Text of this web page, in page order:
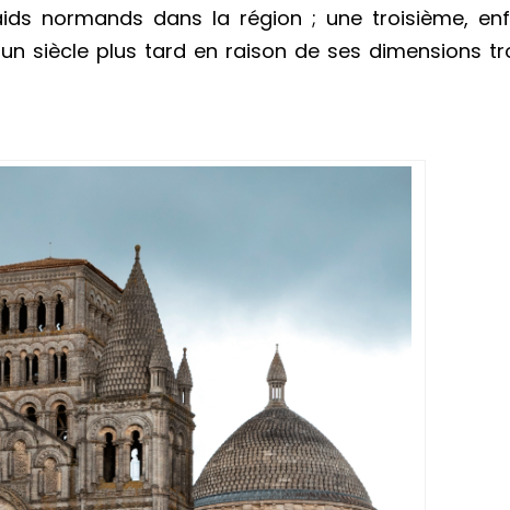
normands dans la région ; une troisième,
un siècle plus tard en raison de ses dimensions